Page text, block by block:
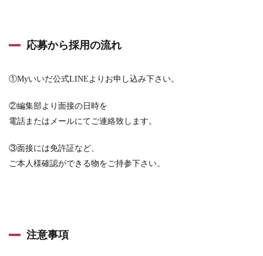
応募から採用の流れ
①Myいいだ公式LINEよりお申し込み下さい。
②編集部より面接の日時を
電話またはメールにてご連絡致します。
③面接には免許証など、
ご本人様確認ができる物をご持参下さい。
注意事項